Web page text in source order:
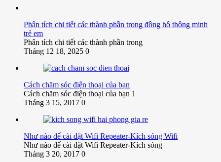
Phân tích chi tiết các thành phần trong đồng hồ thông minh
trẻ em
Phân tích chi tiết các thành phần trong
Tháng 12 18, 2025 0
Cách chăm sóc điện thoại của bạn
Cách chăm sóc điện thoại của bạn 1
Tháng 3 15, 2017 0
Như nào để cài đặt Wifi Repeater-Kích sóng Wifi
Như nào để cài đặt Wifi Repeater-Kích sóng
Tháng 3 20, 2017 0